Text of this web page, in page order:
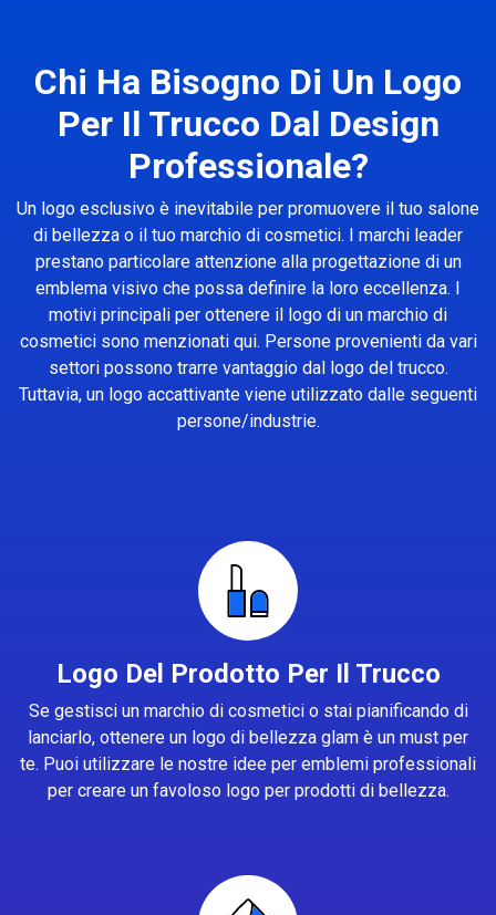
Chi Ha Bisogno Di Un Logo
Per Il Trucco Dal Design
Professionale?
Un logo esclusivo è inevitabile per promuovere il tuo salone
di bellezza o il tuo marchio di cosmetici. I marchi leader
prestano particolare attenzione alla progettazione di un
emblema visivo che possa definire la loro eccellenza. I
motivi principali per ottenere il logo di un marchio di
cosmetici sono menzionati qui. Persone provenienti da vari
settori possono trarre vantaggio dal logo del trucco.
Tuttavia, un logo accattivante viene utilizzato dalle seguenti
persone/industrie.
Logo Del Prodotto Per Il Trucco
Se gestisci un marchio di cosmetici o stai pianificando di
lanciarlo, ottenere un logo di bellezza glam è un must per
te. Puoi utilizzare le nostre idee per emblemi professionali
per creare un favoloso logo per prodotti di bellezza.